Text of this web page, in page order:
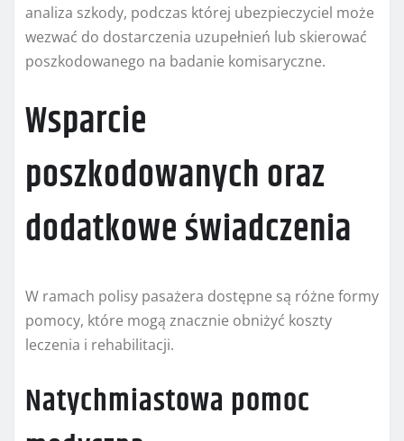
analiza szkody, podczas której ubezpieczyciel może
wezwać do dostarczenia uzupełnień lub skierować
poszkodowanego na badanie komisaryczne.
Wsparcie
poszkodowanych oraz
dodatkowe świadczenia
W ramach polisy pasażera dostępne są różne formy
pomocy, które mogą znacznie obniżyć koszty
leczenia i rehabilitacji.
Natychmiastowa pomoc